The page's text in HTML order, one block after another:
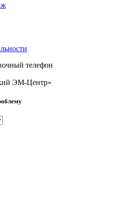
телефон
ЭМ-Центр»